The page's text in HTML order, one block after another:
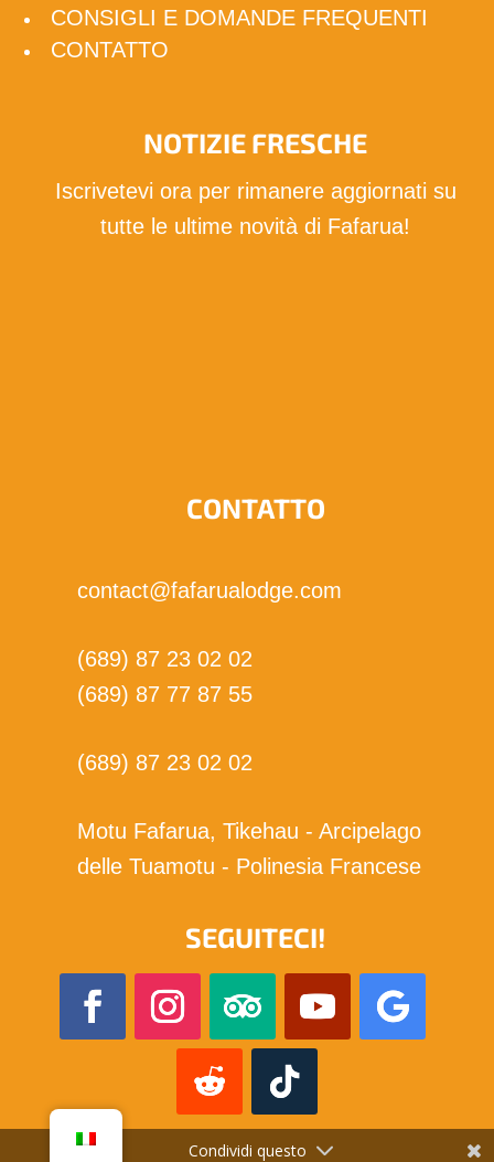
CONSIGLI E DOMANDE FREQUENTI
CONTATTO
NOTIZIE FRESCHE
Iscrivetevi ora per rimanere aggiornati su
tutte le ultime novità di Fafarua!
CONTATTO
contact@fafarualodge.com
(689) 87 23 02 02
(689) 87 77 87 55
(689) 87 23 02 02
Motu Fafarua, Tikehau - Arcipelago
delle Tuamotu - Polinesia Francese
SEGUITECI!
Condividi questo